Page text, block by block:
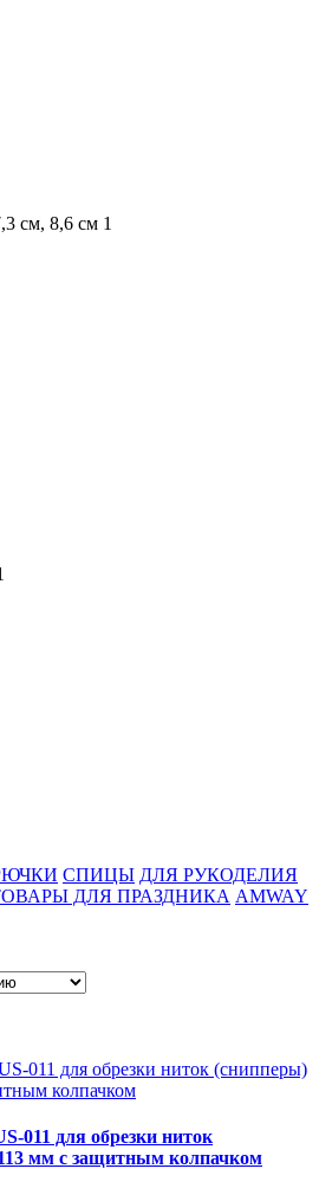
см, 8,6 см 1
СПИЦЫ ДЛЯ РУКОДЕЛИЯ
ДЛЯ ПРАЗДНИКА AMWAY
011 для обрезки ниток
мм с защитным колпачком